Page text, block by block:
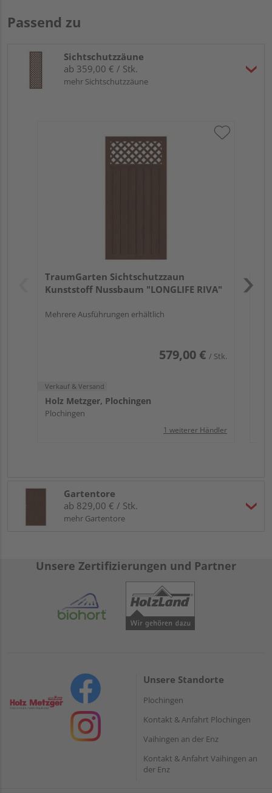
Passend zu
Sichtschutzzäune
ab 359,00 € / Stk.
mehr Sichtschutzzäune
TraumGarten Sichtschutzzaun
Kunststoff Nussbaum "LONGLIFE RIVA"
Mehrere Ausführungen erhältlich
579,00 € / Stk.
Verkauf & Versand
Holz Metzger, Plochingen
Plochingen
1 weiterer Händler
Gartentore
ab 829,00 € / Stk.
mehr Gartentore
Unsere Zertifizierungen und Partner
Unsere Standorte
Plochingen
Kontakt & Anfahrt Plochingen
Vaihingen an der Enz
Kontakt & Anfahrt Vaihingen an
der Enz